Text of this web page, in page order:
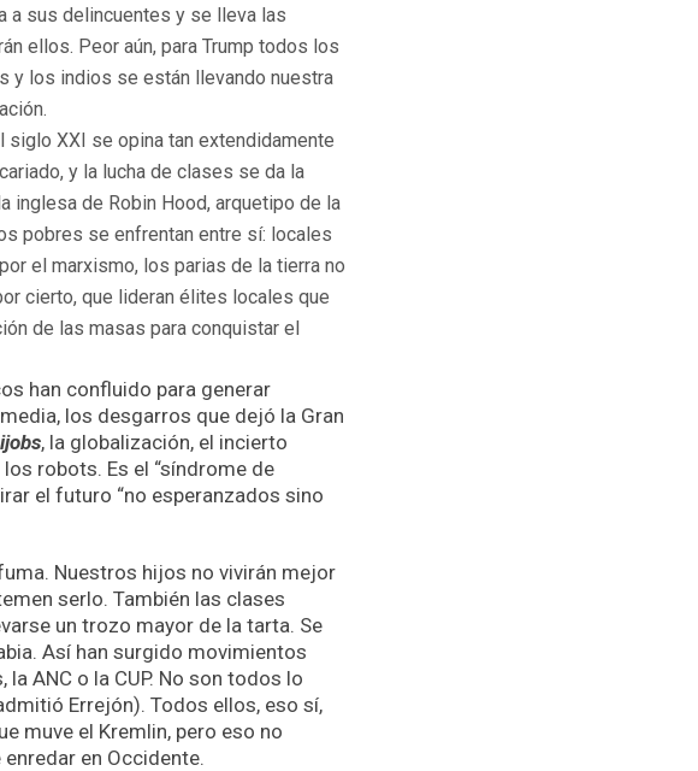
a sus delincuentes y se lleva las
ellos. Peor aún, para Trump todos los
y los indios se están llevando nuestra
XXI se opina tan extendidamente
y la lucha de clases se da la
inglesa de Robin Hood, arquetipo de la
pobres se enfrentan entre sí: locales
el marxismo, los parias de la tierra no
cierto, que lideran élites locales que
de las masas para conquistar el
han confluido para generar
los desgarros que dejó la Gran
, la globalización, el incierto
robots. Es el “síndrome de
el futuro “no esperanzados sino
Nuestros hijos no vivirán mejor
serlo. También las clases
un trozo mayor de la tarta. Se
Así han surgido movimientos
ANC o la CUP. No son todos lo
Errejón). Todos ellos, eso sí,
muve el Kremlin, pero eso no
en Occidente.